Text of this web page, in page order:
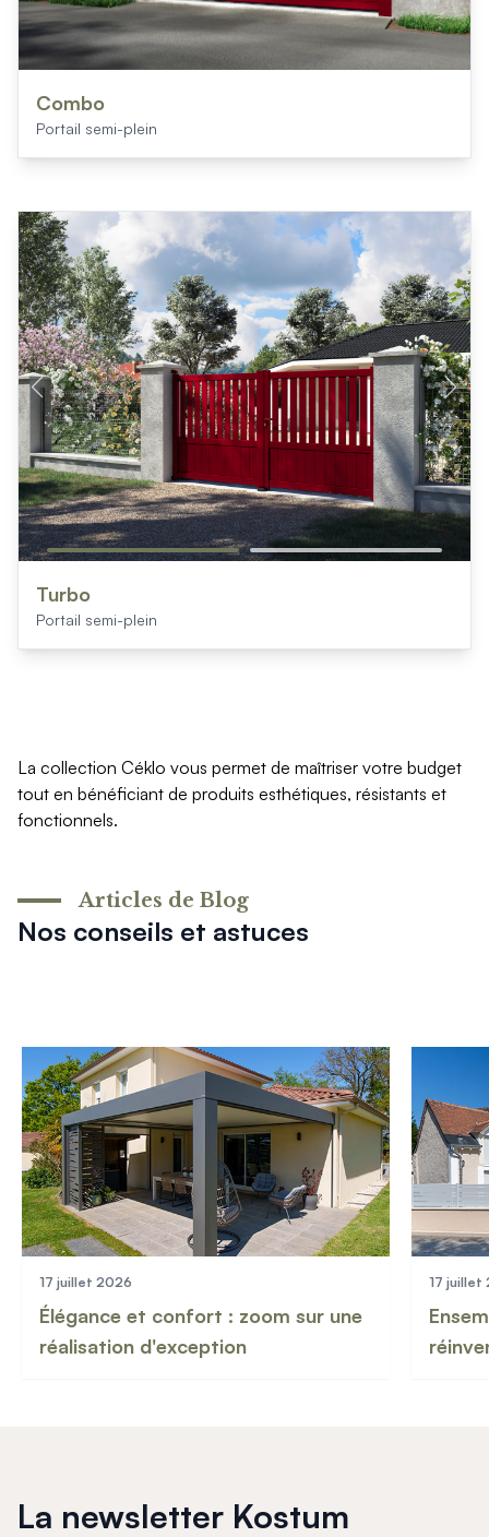
Combo
Portail semi-plein
Turbo
Portail semi-plein
La collection Céklo vous permet de maîtriser votre budget
tout en bénéficiant de produits esthétiques, résistants et
fonctionnels.
Nos conseils et astuces
Articles de Blog
17 juillet 2026
Élégance et confort : zoom sur une
réalisation d'exception
17 juillet
La newsletter Kostum